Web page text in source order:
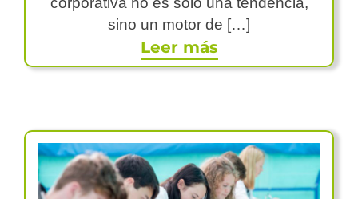
sino un motor de […]
Leer más